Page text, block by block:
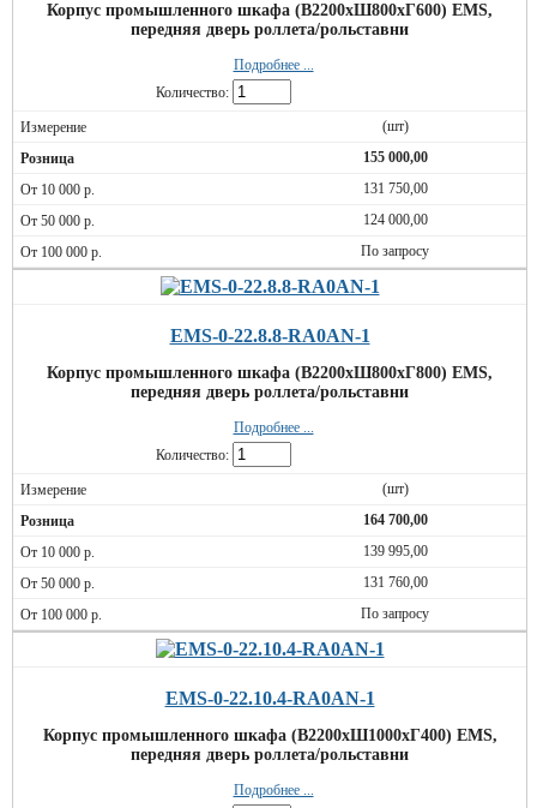
Корпус промышленного шкафа (В2200хШ800хГ600) EMS,
передняя дверь роллета/рольставни
Подробнее ...
Количество:
(шт)
155 000,00
131 750,00
124 000,00
По запросу
EMS-0-22.8.8-RA0AN-1
Корпус промышленного шкафа (В2200хШ800хГ800) EMS,
передняя дверь роллета/рольставни
Подробнее ...
Количество:
(шт)
164 700,00
139 995,00
131 760,00
По запросу
EMS-0-22.10.4-RA0AN-1
Корпус промышленного шкафа (В2200хШ1000хГ400) EMS,
передняя дверь роллета/рольставни
Подробнее ...